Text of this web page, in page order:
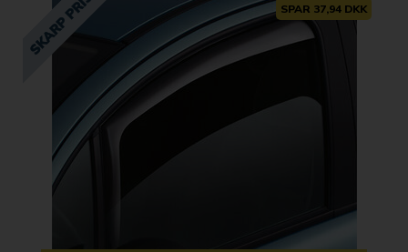
SPAR 37,94 DKK